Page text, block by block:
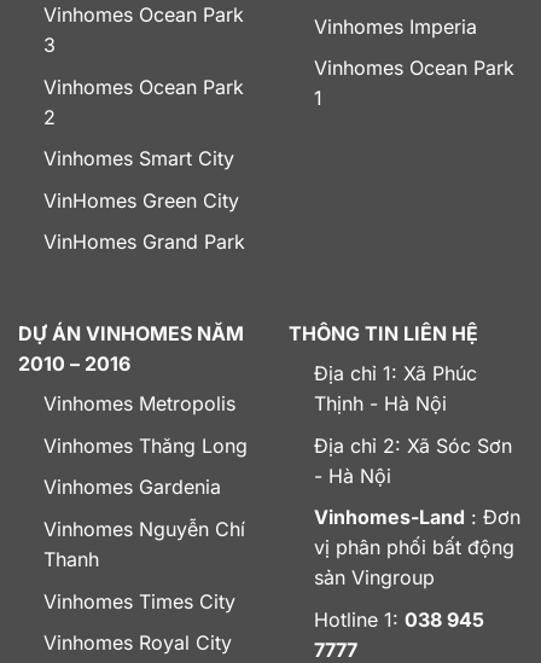
Vinhomes Ocean Park
3
Vinhomes Ocean Park
2
Vinhomes Smart City
VinHomes Green City
VinHomes Grand Park
Vinhomes Imperia
Vinhomes Ocean Park
1
DỰ ÁN VINHOMES NĂM
2010 – 2016
Vinhomes Metropolis
Vinhomes Thăng Long
Vinhomes Gardenia
Vinhomes Nguyễn Chí
Thanh
Vinhomes Times City
Vinhomes Royal City
THÔNG TIN LIÊN HỆ
Địa chỉ 1: Xã Phúc
Thịnh - Hà Nội
Địa chỉ 2: Xã Sóc Sơn
- Hà Nội
Vinhomes-Land : Đơn
vị phân phối bất động
sản Vingroup
Hotline 1: 038 945
7777